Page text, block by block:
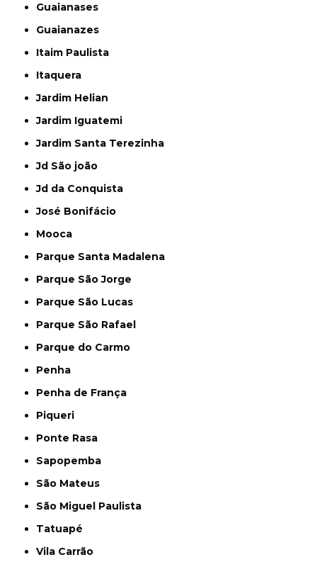
Guaianases
Guaianazes
Itaim Paulista
Itaquera
Jardim Helian
Jardim Iguatemi
Jardim Santa Terezinha
Jd São joão
Jd da Conquista
José Bonifácio
Mooca
Parque Santa Madalena
Parque São Jorge
Parque São Lucas
Parque São Rafael
Parque do Carmo
Penha
Penha de França
Piqueri
Ponte Rasa
Sapopemba
São Mateus
São Miguel Paulista
Tatuapé
Vila Carrão